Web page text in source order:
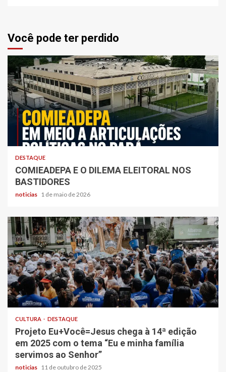
Você pode ter perdido
DESTAQUE
COMIEADEPA E O DILEMA ELEITORAL NOS
BASTIDORES
noticias 1 de maio de 2026
CULTURA DESTAQUE
Projeto Eu+Você=Jesus chega à 14ª edição
em 2025 com o tema “Eu e minha família
servimos ao Senhor”
noticias 11 de outubro de 2025